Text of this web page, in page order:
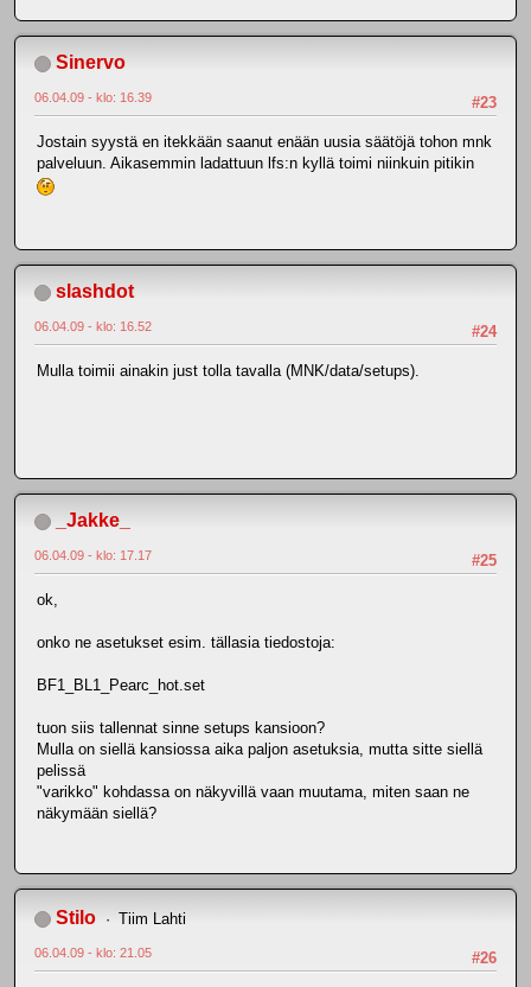
Sinervo
#23
06.04.09 - klo: 16.39
Jostain syystä en itekkään saanut enään uusia säätöjä tohon mnk
palveluun. Aikasemmin ladattuun lfs:n kyllä toimi niinkuin pitikin
slashdot
#24
06.04.09 - klo: 16.52
Mulla toimii ainakin just tolla tavalla (MNK/data/setups).
_Jakke_
#25
06.04.09 - klo: 17.17
ok,
onko ne asetukset esim. tällasia tiedostoja:
BF1_BL1_Pearc_hot.set
tuon siis tallennat sinne setups kansioon?
Mulla on siellä kansiossa aika paljon asetuksia, mutta sitte siellä
pelissä
"varikko" kohdassa on näkyvillä vaan muutama, miten saan ne
näkymään siellä?
Stilo Tiim Lahti
#26
06.04.09 - klo: 21.05